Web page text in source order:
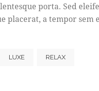
porta. Sed
placerat, a tempor
LUXE RELAX